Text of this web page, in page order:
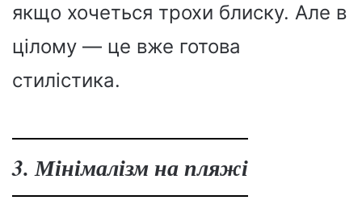
якщо хочеться трохи блиску. Але в
цілому — це вже готова
стилістика.
3. Мінімалізм на пляжі